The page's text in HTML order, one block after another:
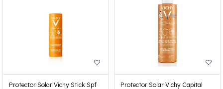
Protector Solar Vichy Stick Spf
Protector Solar Vichy Capital